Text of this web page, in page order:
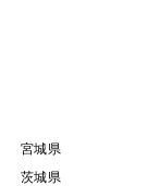
宮城県
茨城県